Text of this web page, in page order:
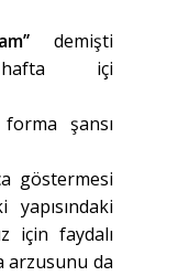
demişti
içi
şansı
göstermesi
için faydalı
arzusunu da